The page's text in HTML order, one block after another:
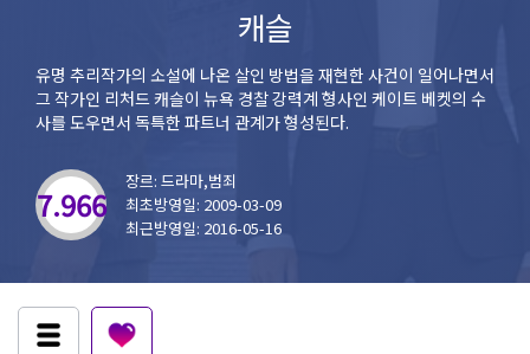
캐슬
유명 추리작가의 소설에 나온 살인 방법을 재현한 사건이 일어나면서
그 작가인 리처드 캐슬이 뉴욕 경찰 강력계 형사인 케이트 베켓의 수
사를 도우면서 독특한 파트너 관계가 형성된다.
7.966
장르: 드라마,범죄
최초방영일: 2009-03-09
최근방영일: 2016-05-16